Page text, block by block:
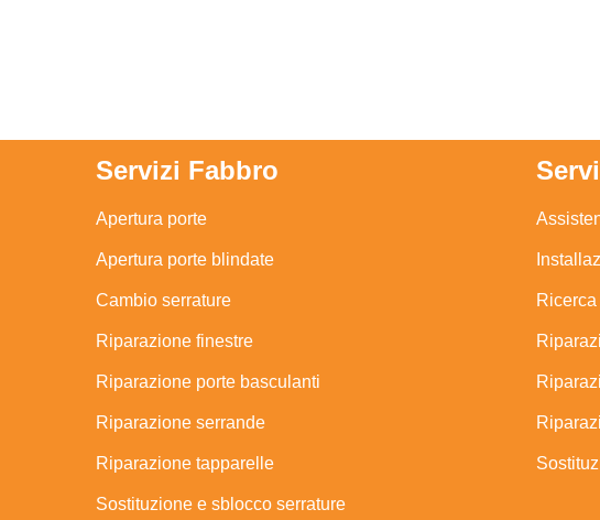
Servizi Fabbro
Apertura porte
Apertura porte blindate
Cambio serrature
Riparazione finestre
Riparazione porte basculanti
Riparazione serrande
Riparazione tapparelle
Sostituzione e sblocco serrature